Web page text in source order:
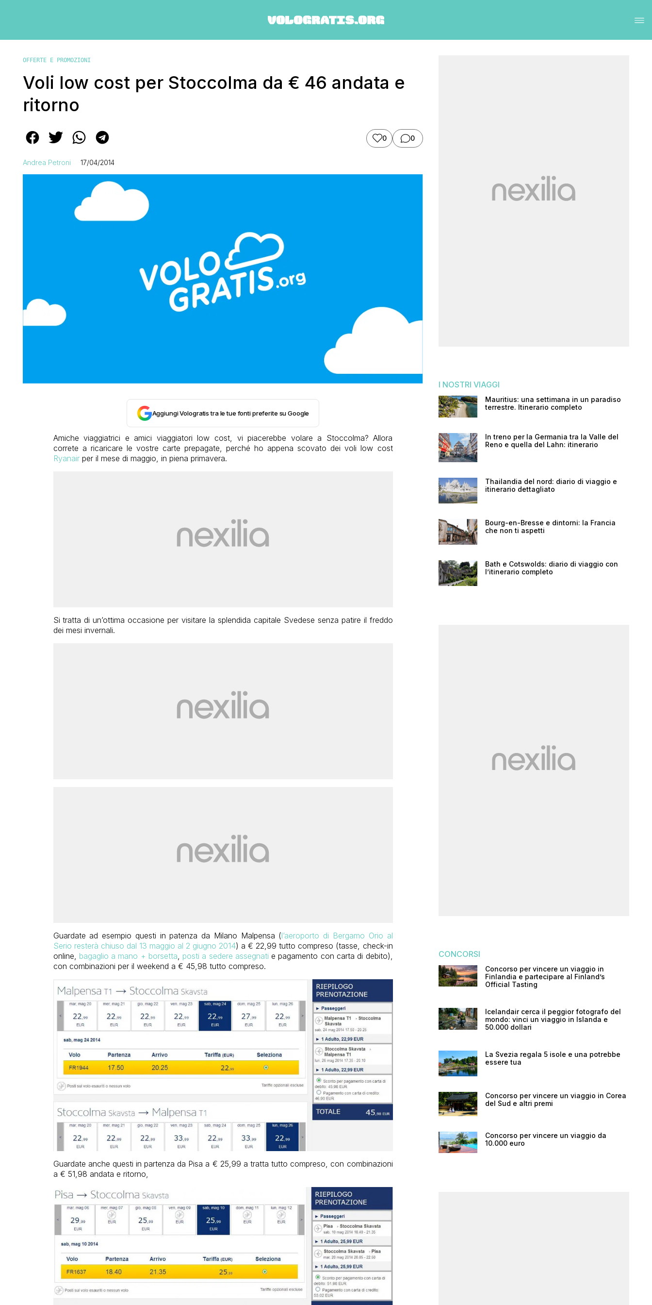
OFFERTE E PROMOZIONI
Voli low cost per Stoccolma da € 46 andata e
ritorno
0 0
Andrea Petroni 17/04/2014
Aggiungi Vologratis tra le tue fonti preferite su Google
Amiche viaggiatrici e amici viaggiatori low cost, vi piacerebbe volare a Stoccolma? Allora
correte a ricaricare le vostre carte prepagate, perché ho appena scovato dei voli low cost
Ryanairper il mese di maggio, in piena primavera.
Si tratta di un’ottima occasione per visitare la splendida capitale Svedese senza patire il freddo
dei mesi invernali.
Guardate ad esempio questi in patenza da Milano Malpensa (l’aeroporto di Bergamo Orio al
Serio resterà chiuso dal 13 maggio al 2 giugno 2014) a € 22,99 tutto compreso (tasse, check-in
online, bagaglio a mano + borsetta, posti a sedere assegnati e pagamento con carta di debito),
con combinazioni per il weekend a € 45,98 tutto compreso.
Guardate anche questi in partenza da Pisa a € 25,99 a tratta tutto compreso, con combinazioni
a € 51,98 andata e ritorno,
I NOSTRI VIAGGI
Mauritius: una settimana in un paradiso
terrestre. Itinerario completo
In treno per la Germania tra la Valle del
Reno e quella del Lahn: itinerario
Thailandia del nord: diario di viaggio e
itinerario dettagliato
Bourg-en-Bresse e dintorni: la Francia
che non ti aspetti
Bath e Cotswolds: diario di viaggio con
l’itinerario completo
CONCORSI
Concorso per vincere un viaggio in
Finlandia e partecipare al Finland’s
Official Tasting
Icelandair cerca il peggior fotografo del
mondo: vinci un viaggio in Islanda e
50.000 dollari
La Svezia regala 5 isole e una potrebbe
essere tua
Concorso per vincere un viaggio in Corea
del Sud e altri premi
Concorso per vincere un viaggio da
10.000 euro